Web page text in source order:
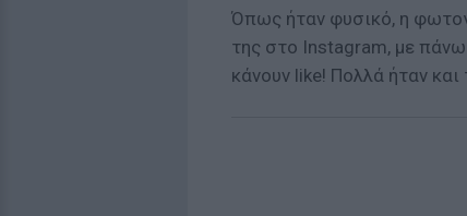
Όπως ήταν φυσικό, η
της στο Instagram, με
κάνουν like! Πολλά ήταν